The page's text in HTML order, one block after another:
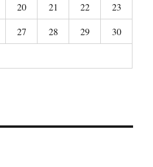
20 21 22
23
27 28 29
30